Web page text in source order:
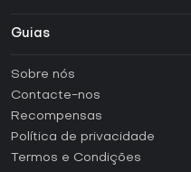
Guias
Como ativar uma CD Key
Como ativar uma CD Key
Como ativar uma CD Key
Sobre nós
Contacte-nos
Recompensas
Política de privacidade
Termos e Condições